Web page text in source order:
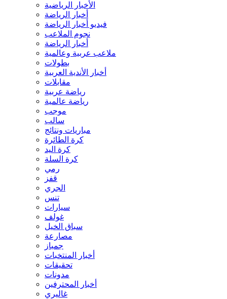
الأخبار الرياضية
أخبار الرياضة
فيديو أخبار الرياضة
نجوم الملاعب
أخبار الرياضة
ملاعب عربية وعالمية
بطولات
أخبار الأندية العربية
مقابلات
رياضة عربية
رياضة عالمية
موجب
سالب
مباريات ونتائج
كرة الطائرة
كرة اليد
كرة السلة
رمي
قفز
الجري
تنس
سيارات
غولف
سباق الخيل
مصارعة
جمباز
أخبار المنتخبات
تحقيقات
مدونات
أخبار المحترفين
غاليري